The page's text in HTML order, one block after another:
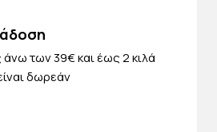
άνω των 39€ και έως 2 κιλά
δωρεάν